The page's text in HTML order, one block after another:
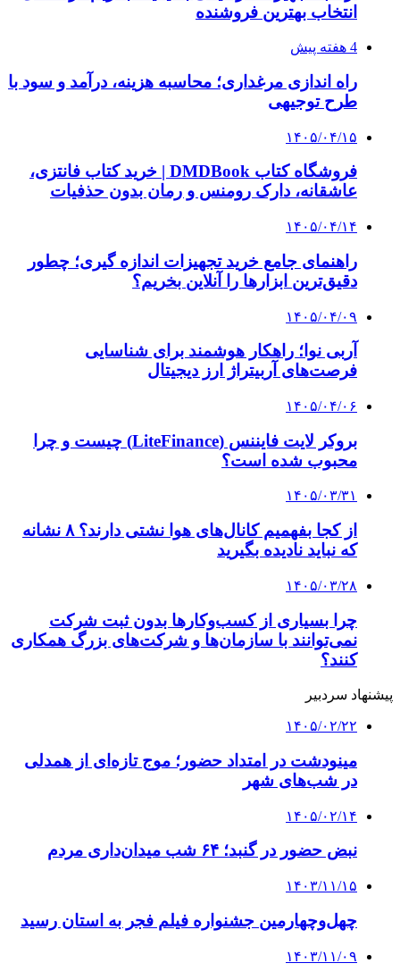
انتخاب بهترین فروشنده
4 هفته پیش
راه اندازی مرغداری؛ محاسبه هزینه، درآمد و سود با
طرح توجیهی
۱۴۰۵/۰۴/۱۵
فروشگاه کتاب DMDBook | خرید کتاب فانتزی،
عاشقانه، دارک رومنس و رمان بدون حذفیات
۱۴۰۵/۰۴/۱۴
راهنمای جامع خرید تجهیزات اندازه گیری؛ چطور
دقیق‌ترین ابزارها را آنلاین بخریم؟
۱۴۰۵/۰۴/۰۹
آربی نوا؛ راهکار هوشمند برای شناسایی
فرصت‌های آربیتراژ ارز دیجیتال
۱۴۰۵/۰۴/۰۶
بروکر لایت فایننس (LiteFinance) چیست و چرا
محبوب شده است؟
۱۴۰۵/۰۳/۳۱
از کجا بفهمیم کانال‌های هوا نشتی دارند؟ ۸ نشانه
که نباید نادیده بگیرید
۱۴۰۵/۰۳/۲۸
چرا بسیاری از کسب‌وکارها بدون ثبت شرکت
نمی‌توانند با سازمان‌ها و شرکت‌های بزرگ همکاری
کنند؟
پیشنهاد سردبیر
۱۴۰۵/۰۲/۲۲
مینودشت در امتداد حضور؛ موج تازه‌ای از همدلی
در شب‌های شهر
۱۴۰۵/۰۲/۱۴
نبض حضور در گنبد؛ ۶۴ شب میدان‌داری مردم
۱۴۰۳/۱۱/۱۵
چهل‌وچهارمین جشنواره فیلم فجر به استان رسید
۱۴۰۳/۱۱/۰۹